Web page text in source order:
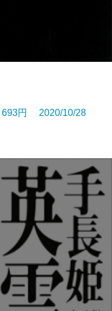
円 2020/10/28